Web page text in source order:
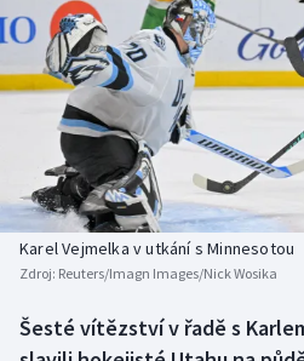
DALŠÍ SPORTY
Americký fotbal
Baseball a softbal
Basketbal
Biatlon
NEPŘEHLÉDNĚTE
Soutěže
Historické návraty
Aplikace ČT sport
Karel Vejmelka v utkání s Minnesotou
Zdroj: Reuters/Imagn Images/Nick Wosika
Šesté vítězství v řadě s